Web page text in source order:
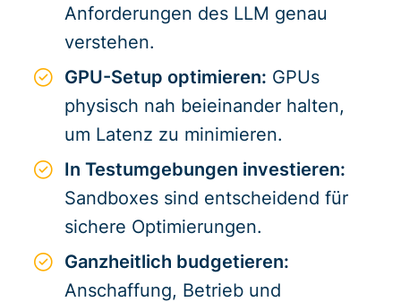
Anforderungen des LLM genau
verstehen.
GPU-Setup optimieren: GPUs
physisch nah beieinander halten,
um Latenz zu minimieren.
In Testumgebungen investieren:
Sandboxes sind entscheidend für
sichere Optimierungen.
Ganzheitlich budgetieren:
Anschaffung, Betrieb und